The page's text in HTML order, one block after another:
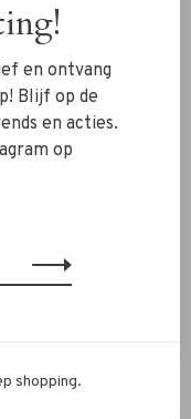
en ontvang
Blijf op de
en acties.
op
shopping.